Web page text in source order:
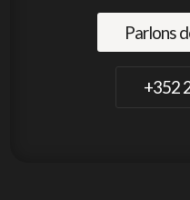
Parlons
+352